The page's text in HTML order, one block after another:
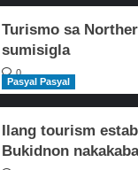
Turismo sa
sumisigla
0
Pasyal Pasyal
Ilang tourism
Bukidnon